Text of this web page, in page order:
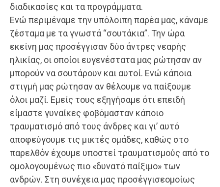
διαδικασίες και τα προγράμματα.
Ενώ περιμέναμε την υπόλοιπη παρέα μας, κάναμε
ζέσταμα με τα γνωστά “σουτάκια”. Την ώρα
εκείνη μας προσέγγισαν δύο άντρες νεαρής
ηλικίας, οι οποίοι ευγενέστατα μας ρώτησαν αν
μπορούν να σουτάρουν και αυτοί. Ενώ κάποια
στιγμή μας ρώτησαν αν θέλουμε να παίξουμε
όλοι μαζί. Εμείς τους εξηγήσαμε ότι επειδή
είμαστε γυναίκες φοβόμασταν κάποιο
τραυματισμό από τους άνδρες και γι’ αυτό
αποφεύγουμε τις μικτές ομάδες, καθώς στο
παρελθόν έχουμε υποστεί τραυματισμούς από το
ομολογουμένως πιο «δυνατό παίξιμο» των
ανδρών. Στη συνέχεια μας προσέγγισεομοίως